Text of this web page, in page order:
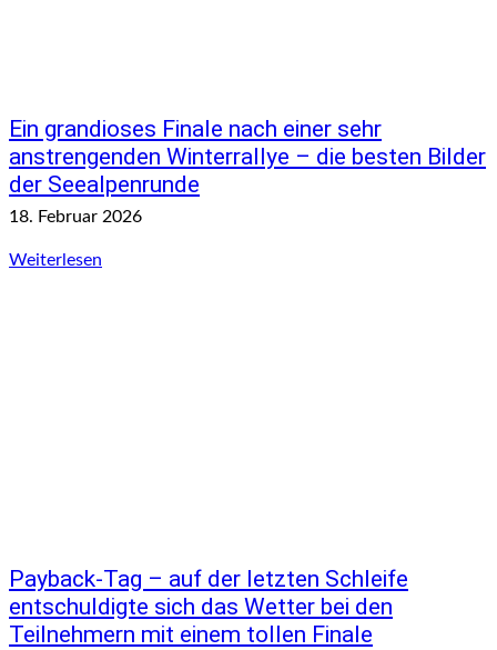
Ein grandioses Finale nach einer sehr
anstrengenden Winterrallye – die besten Bilder
der Seealpenrunde
18. Februar 2026
Weiterlesen
Payback-Tag – auf der letzten Schleife
entschuldigte sich das Wetter bei den
Teilnehmern mit einem tollen Finale